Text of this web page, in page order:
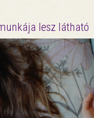
lesz látható